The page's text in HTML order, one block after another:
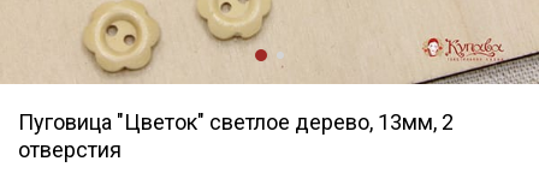
Пуговица "Цветок" светлое дерево, 13мм, 2
отверстия